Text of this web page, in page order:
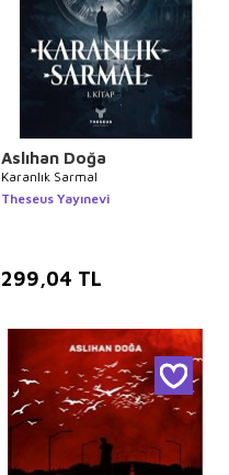
Aslıhan Doğa
Karanlık Sarmal
Theseus Yayınevi
299,04 TL